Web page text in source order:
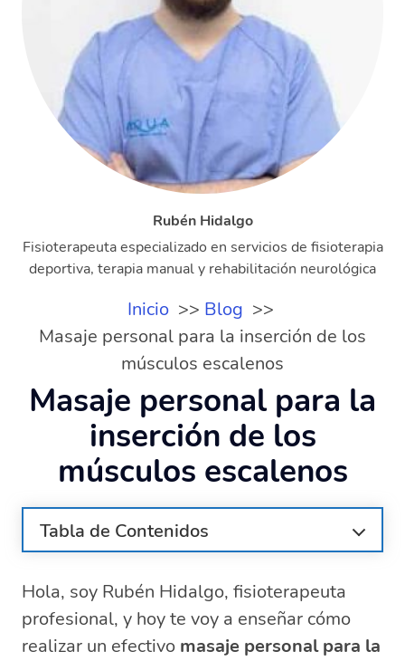
Rubén Hidalgo
Fisioterapeuta especializado en servicios de fisioterapia
deportiva, terapia manual y rehabilitación neurológica
Inicio
Blog
Masaje personal para la inserción de los
músculos escalenos
Masaje personal para la
inserción de los
músculos escalenos
Tabla de Contenidos
Anatomía de los músculos escalenos
Razones para un automasaje de
escalenos
Hola, soy Rubén Hidalgo, fisioterapeuta
profesional, y hoy te voy a enseñar cómo
realizar un efectivo masaje personal para la